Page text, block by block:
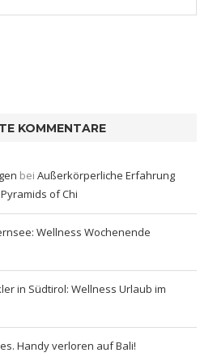
KOMMENTARE
bei Außerkörperliche Erfahrung
of Chi
Wellness Wochenende
in Südtirol: Wellness Urlaub im
Handy verloren auf Bali!